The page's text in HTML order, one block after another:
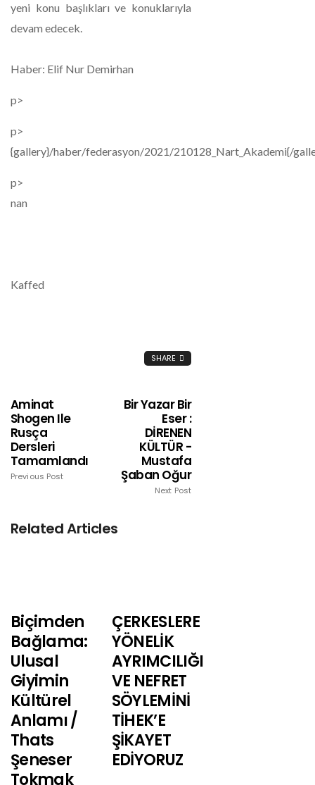
yeni konu başlıkları ve konuklarıyla
devam edecek.
Haber: Elif Nur Demirhan
p>
p>
{gallery}/haber/federasyon/2021/210128_Nart_Akademi{/
p>
nan
Kaffed
SHARE
Aminat
Shogen Ile
Rusça
Dersleri
Tamamlandı
Previous Post
Bir Yazar Bir
Eser :
DİRENEN
KÜLTÜR -
Mustafa
Şaban Oğur
Next Post
Related Articles
Biçimden
Bağlama:
Ulusal
Giyimin
Kültürel
Anlamı /
Thats
Şeneser
Tokmak
ÇERKESLERE
YÖNELİK
AYRIMCILIĞI
VE NEFRET
SÖYLEMİNİ
TİHEK’E
ŞİKAYET
EDİYORUZ